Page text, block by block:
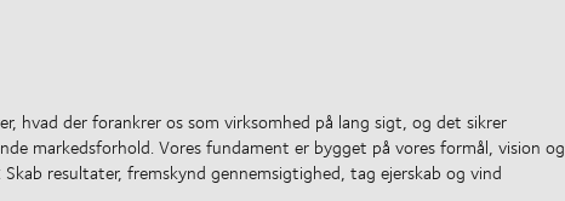
hvad der forankrer os som virksomhed på lang sigt, og det sikrer
markedsforhold. Vores fundament er bygget på vores formål, vision og
resultater, fremskynd gennemsigtighed, tag ejerskab og vind